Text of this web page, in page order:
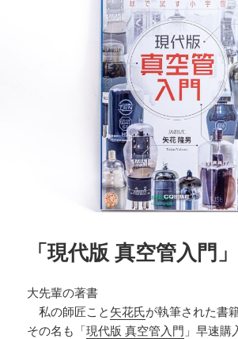
「現代版 真空管入門」
大先輩の著書
私の師匠こと 矢花氏が執筆された書
その名も「現代版 真空管入門 」早速購